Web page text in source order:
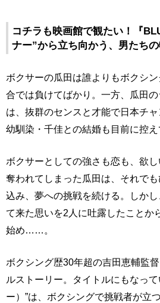
コチラも映画館で観たい！『
ナー”から立ち向かう、男たち
ボクサーの瓜田は誰よりもボクシ
合では負けてばかり。一方、瓜田の
は、抜群のセンスと才能で日本チ
幼馴染・千佳との結婚も目前に控え
ボクサーとしての強さも恋も、欲
奪われてしまった瓜田は、それで
込み、夢への挑戦を続ける。しか
て来た思いを2人に吐露したことか
始め……。
ボクシング歴30年超の吉田恵輔監
ルストーリー。タイトルにもなっ
ー）”は、ボクシングで挑戦者が立